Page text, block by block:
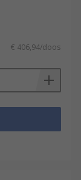
€ 406,94/doos